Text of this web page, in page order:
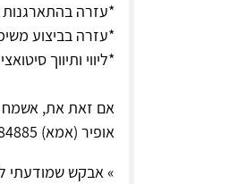
*עזרה בהתארגנות
*עזרה בביצוע
*ליווי ותיווך
אם זאת את, אשמח
אופיר (אמא) 054-4484885❤️
» אבקש שמודעתי